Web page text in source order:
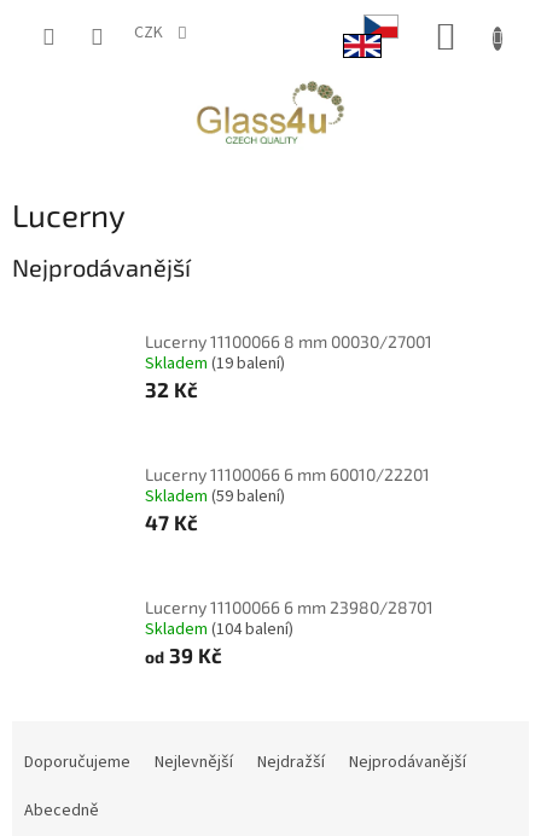
CZK
Lucerny
Nejprodávanější
Lucerny 11100066 8 mm 00030/27001
Skladem (19 balení)
32 Kč
Lucerny 11100066 6 mm 60010/22201
Skladem (59 balení)
47 Kč
Lucerny 11100066 6 mm 23980/28701
Skladem (104 balení)
od 39 Kč
Doporučujeme Nejlevnější Nejdražší
Nejprodávanější
Abecedně